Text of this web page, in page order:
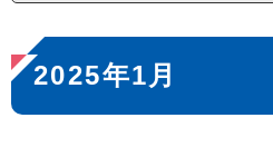
本
文
2025年1月